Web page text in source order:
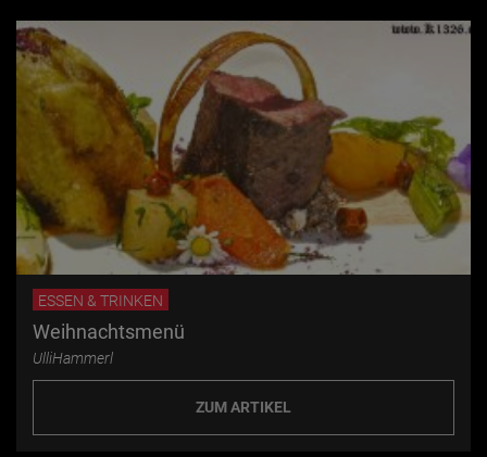
ESSEN & TRINKEN
Weihnachtsmenü
UlliHammerl
ZUM ARTIKEL